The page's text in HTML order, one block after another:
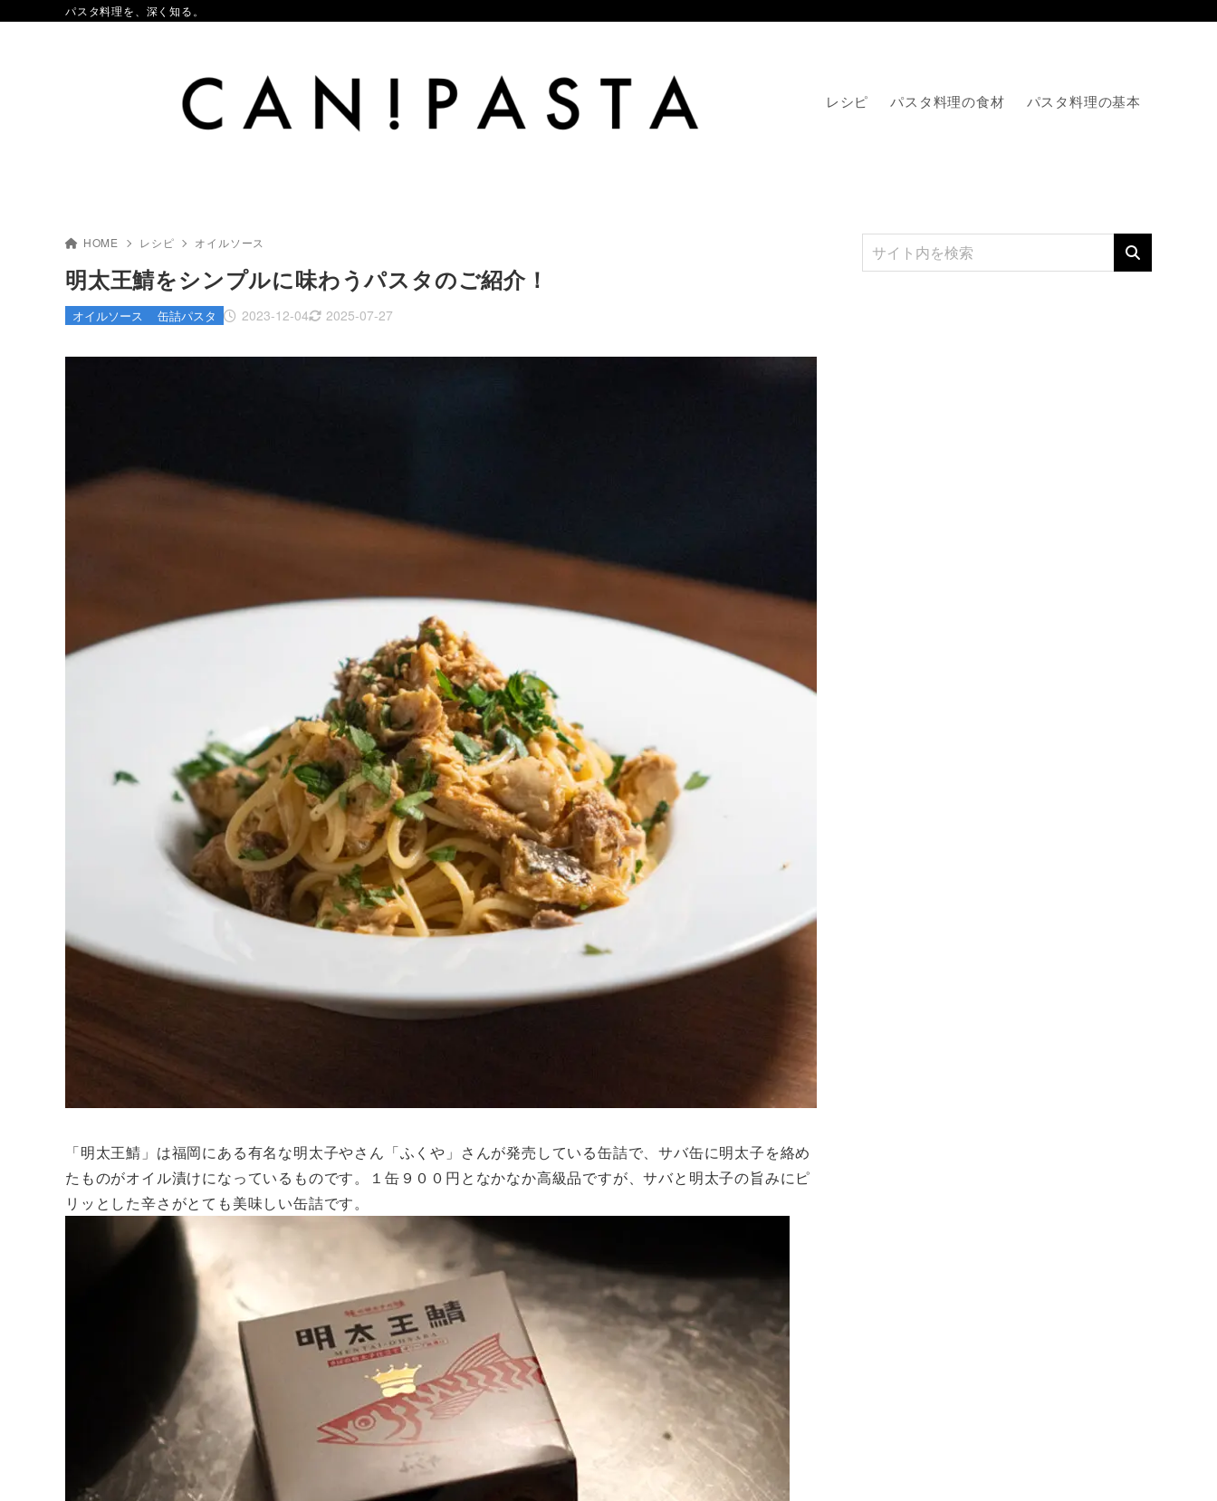
パスタ料理を、深く知る。
レシピ パスタ料理の食材 パスタ料理の基本
HOME レシピ オイルソース
明太王鯖をシンプルに味わうパスタのご紹介！
2023-12-04 2025-07-27
オイルソース 缶詰パスタ
「明太王鯖」は福岡にある有名な明太子やさん「ふくや」さんが発売している缶詰で、サバ缶に明太子を絡め
たものがオイル漬けになっているものです。１缶９００円となかなか高級品ですが、サバと明太子の旨みにピ
リッとした辛さがとても美味しい缶詰です。